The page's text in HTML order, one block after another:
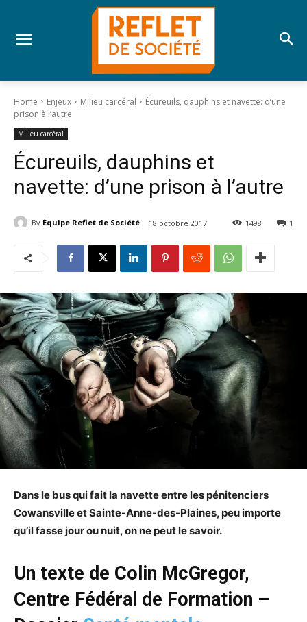
Home Enjeux Milieu carcéral
Écureuils, dauphins et navette: d’une
prison à l’autre
Milieu carcéral
Écureuils, dauphins et
navette: d’une prison à l’autre
By Équipe Reflet de Société 18 octobre 2017 1
1498
Dans le bus qui fait la navette entre les pénitenciers
Cowansville et Sainte-Anne-des-Plaines, peu importe
qu’il fasse jour ou nuit, on ne peut le savoir.
Un texte de Colin McGregor,
Centre Fédéral de Formation –